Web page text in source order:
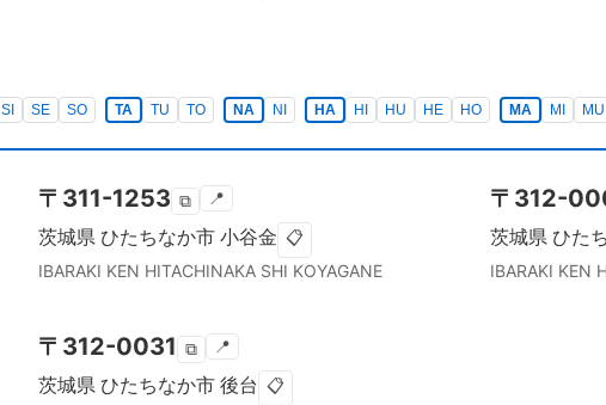
SI SE SO TA TU TO NA NI HA HI HU HE HO MA MI MU
〒 311-1253 ⧉ 📍
茨城県 ひたちなか市 小谷金 📋
IBARAKI KEN HITACHINAKA SHI KOYAGANE
〒 312-
茨城県 ひた
IBARAKI KEN
〒 312-0031 ⧉ 📍
茨城県 ひたちなか市 後台 📋